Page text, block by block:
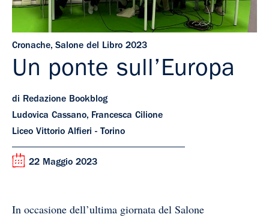
Cronache, Salone del Libro 2023
Un ponte sull’Europa
di Redazione Bookblog
Ludovica Cassano, Francesca Cilione
Liceo Vittorio Alfieri - Torino
22 Maggio 2023
In occasione dell’ultima giornata del Salone